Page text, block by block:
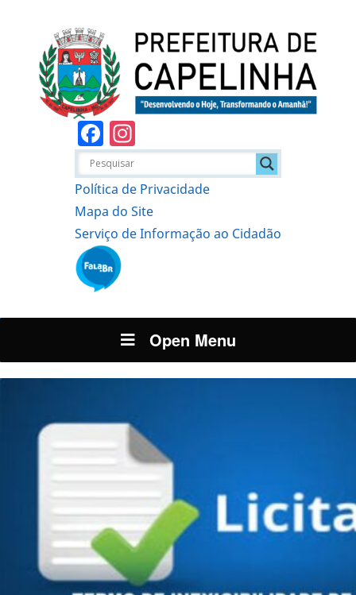
Facebook
Política de Privacidade
Mapa do Site
Serviço de Informação ao Cidadão
Open Menu